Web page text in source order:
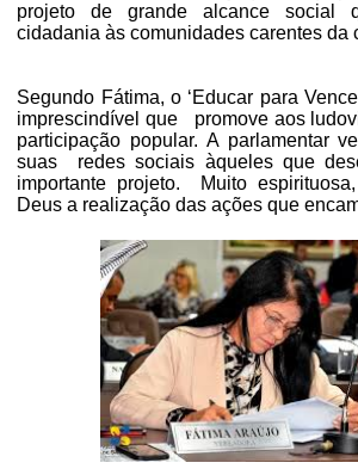
projeto de grande alcance social
cidadania às comunidades carentes da
Segundo Fátima, o ‘Educar para
imprescindível que
promove aos
participação popular. A parlamentar
suas redes sociais àqueles que
importante projeto.
Muito
Deus a realização das ações que